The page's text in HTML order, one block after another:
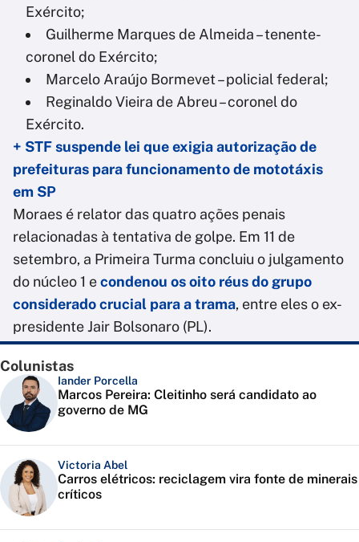
Exército;
Guilherme Marques de Almeida – tenente-
coronel do Exército;
Marcelo Araújo Bormevet – policial federal;
Reginaldo Vieira de Abreu – coronel do
Exército.
+ STF suspende lei que exigia autorização de
prefeituras para funcionamento de mototáxis
em SP
Moraes é relator das quatro ações penais
relacionadas à tentativa de golpe. Em 11 de
setembro, a Primeira Turma concluiu o julgamento
do núcleo 1 econdenou os oito réus do grupo
considerado crucial para a trama, entre eles o ex-
presidente Jair Bolsonaro (PL).
Colunistas
Iander Porcella
Marcos Pereira: Cleitinho será candidato ao
governo de MG
Victoria Abel
Carros elétricos: reciclagem vira fonte de minerais
críticos